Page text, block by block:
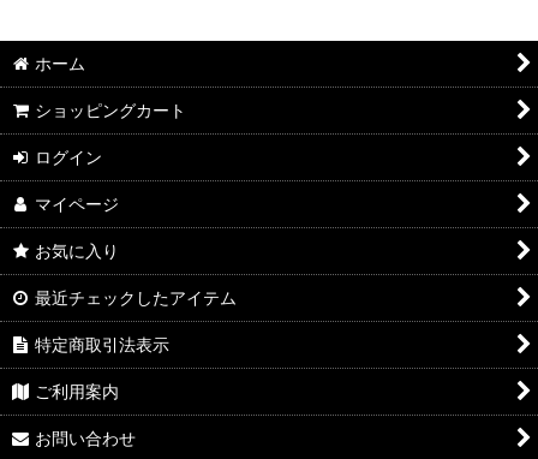
ホーム
ショッピングカート
ログイン
マイページ
お気に入り
最近チェックしたアイテム
特定商取引法表示
ご利用案内
お問い合わせ